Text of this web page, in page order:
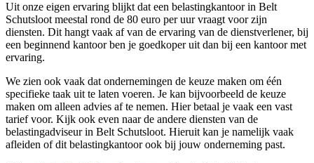
Uit onze eigen ervaring blijkt dat een belastingkantoor in Belt
Schutsloot meestal rond de 80 euro per uur vraagt voor zijn
diensten. Dit hangt vaak af van de ervaring van de dienstverlener, bij
een beginnend kantoor ben je goedkoper uit dan bij een kantoor met
ervaring.
We zien ook vaak dat ondernemingen de keuze maken om één
specifieke taak uit te laten voeren. Je kan bijvoorbeeld de keuze
maken om alleen advies af te nemen. Hier betaal je vaak een vast
tarief voor. Kijk ook even naar de andere diensten van de
belastingadviseur in Belt Schutsloot. Hieruit kan je namelijk vaak
afleiden of dit belastingkantoor ook bij jouw onderneming past.